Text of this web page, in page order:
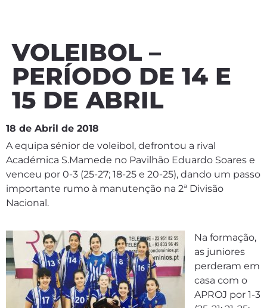
VOLEIBOL –
PERÍODO DE 14 E
15 DE ABRIL
18 de Abril de 2018
A equipa sénior de voleibol, defrontou a rival
Académica S.Mamede no Pavilhão Eduardo Soares e
venceu por 0-3 (25-27; 18-25 e 20-25), dando um passo
importante rumo à manutenção na 2ª Divisão
Nacional.
Na formação,
as juniores
perderam em
casa com o
APROJ por 1-3